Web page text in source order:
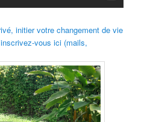
initier votre changement de vie
vous ici (mails,